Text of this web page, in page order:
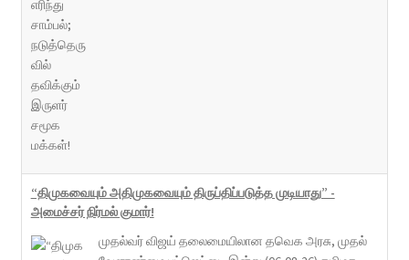
“திமுகவையும் அதிமுகவையும் திருப்திப்படுத்த முடியாது” -
அமைச்சர் நிர்மல் குமார்!
முதல்வர் விஜய் தலைமையிலான தவெக அரசு, முதல்